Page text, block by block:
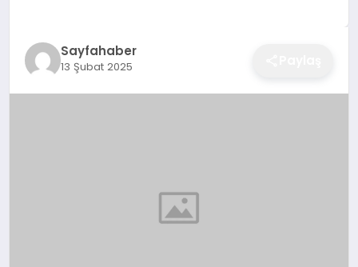
EKONOMI
SAĞLIK
Sayfahaber
13 Şubat 2025